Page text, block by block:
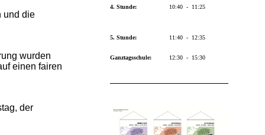
und die
wurden
einen fairen
der
4. Stunde:
5. Stunde:
Ganztagsschule:
10:40 - 11:25
11:40 - 12:35
12:30 - 15:30